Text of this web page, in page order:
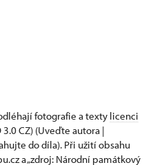
fotografie a texty licenci
3.0 CZ) (Uveďte autora |
do díla). Při užití obsahu
a „zdroj: Národní památkový